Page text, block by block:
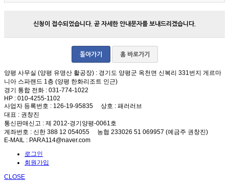
신청이 접수되었습니다. 곧 자세한 안내문자를 보내드리겠습니다.
돌아가기 홈 바로가기
양평 사무실 (양평 유명산 활공장) : 경기도 양평군 옥천면 신복리 331번지 게르마
니아 스파랜드 1층 (양평 한화리조트 인근)
경기 통합 전화 : 031-774-1022
HP : 010-4255-1102
사업자 등록번호 : 126-19-95835 상호 : 패러러브
대표 : 권창진
통신판매신고 : 제 2012-경기양평-0061호
계좌번호 : 신한 388 12 054055 농협 233026 51 069957 (예금주 권창진)
E-MAIL : PARA114@naver.com
로그인
회원가입
CLOSE